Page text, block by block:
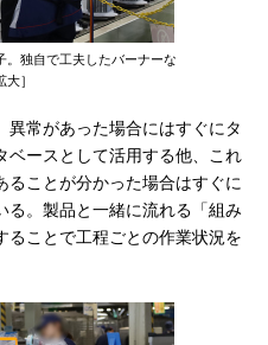
。独自で工夫したバーナーな
］
常があった場合にはすぐにタ
ベースとして活用する他、これ
ることが分かった場合はすぐに
る。製品と一緒に流れる「組み
ることで工程ごとの作業状況を